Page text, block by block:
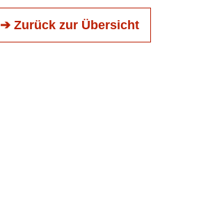
➔ Zurück zur Übersicht